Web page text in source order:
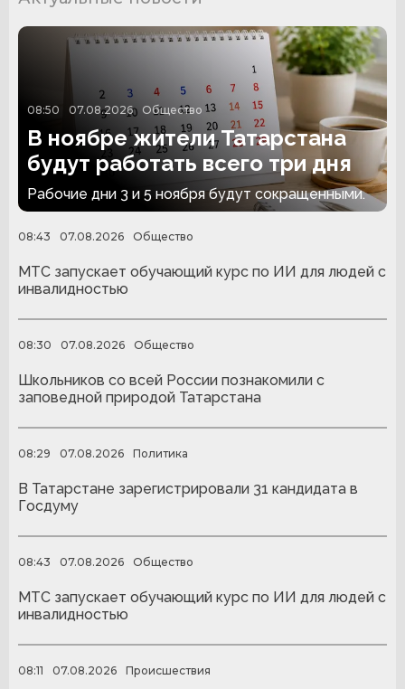
08:50 07.08.2026 Общество
В ноябре жители Татарстана
будут работать всего три дня
Рабочие дни 3 и 5 ноября будут сокращенными.
08:43 07.08.2026 Общество
МТС запускает обучающий курс по ИИ для людей с
инвалидностью
08:30 07.08.2026 Общество
Школьников со всей России познакомили с
заповедной природой Татарстана
08:29 07.08.2026 Политика
В Татарстане зарегистрировали 31 кандидата в
Госдуму
08:43 07.08.2026 Общество
МТС запускает обучающий курс по ИИ для людей с
инвалидностью
08:11 07.08.2026 Происшествия